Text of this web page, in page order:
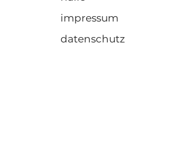
impressum
datenschutz